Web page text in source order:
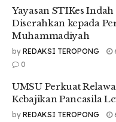
UMSU yang
yang terbesar di
untuk mendidik generasi
sampainya.
Ia juga menyampaikan
mahasiswa baru bisa
agar menjadi kebanggaan.
“Kami berharap setelah
Yayasan STIKes
Diserahkan kepada
Muhammadiyah
by REDAKSI TEROPONG
0
UMSU Perkuat
Kebajikan Pancasila
by REDAKSI TEROPONG